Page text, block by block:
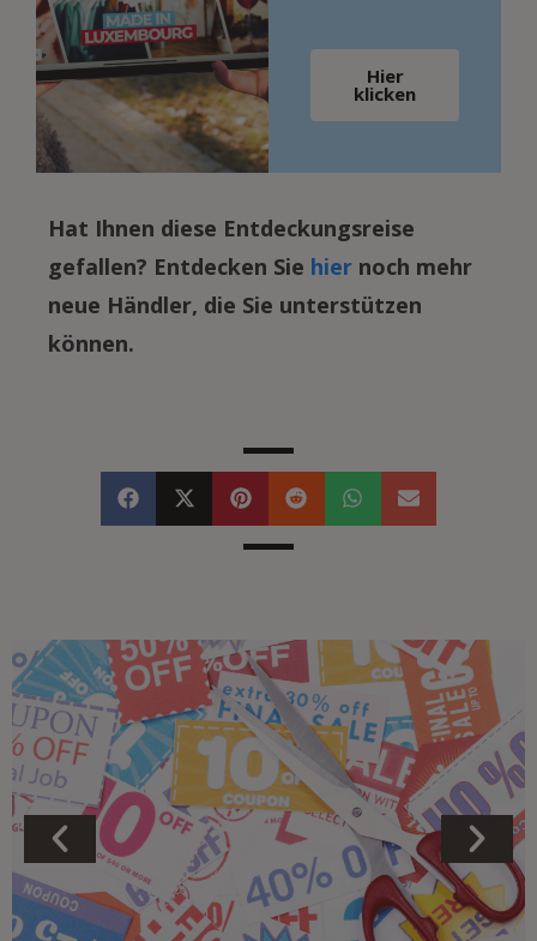
Hier
klicken
Hat Ihnen diese Entdeckungsreise
gefallen? Entdecken Sie hier noch mehr
neue Händler, die Sie unterstützen
können.